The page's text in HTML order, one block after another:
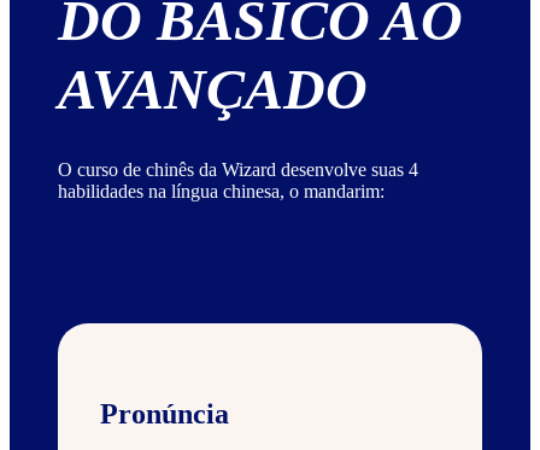
DO BÁSICO AO
AVANÇADO
O curso de chinês da Wizard desenvolve suas 4
habilidades na língua chinesa, o mandarim:
Pronúncia